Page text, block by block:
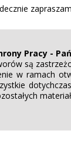
Pracy -
są
w ramach